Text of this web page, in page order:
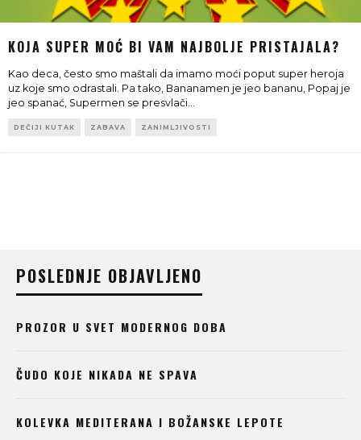
KOJA SUPER MOĆ BI VAM NAJBOLJE PRISTAJALA?
Kao deca, često smo maštali da imamo moći poput super heroja
uz koje smo odrastali. Pa tako, Bananamen je jeo bananu, Popaj je
jeo spanać, Supermen se presvlači
DEČIJI KUTAK ZABAVA ZANIMLJIVOSTI
POSLEDNJE OBJAVLJENO
PROZOR U SVET MODERNOG DOBA
ČUDO KOJE NIKADA NE SPAVA
KOLEVKA MEDITERANA I BOŽANSKE LEPOTE